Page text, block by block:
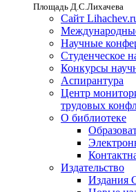
Площадь Д.С.Лихачева
Сайт
Научные
Студенческое
Конкурсы
Аспирантура
Центр
трудовых
О библиотеке
Издательство
Издания